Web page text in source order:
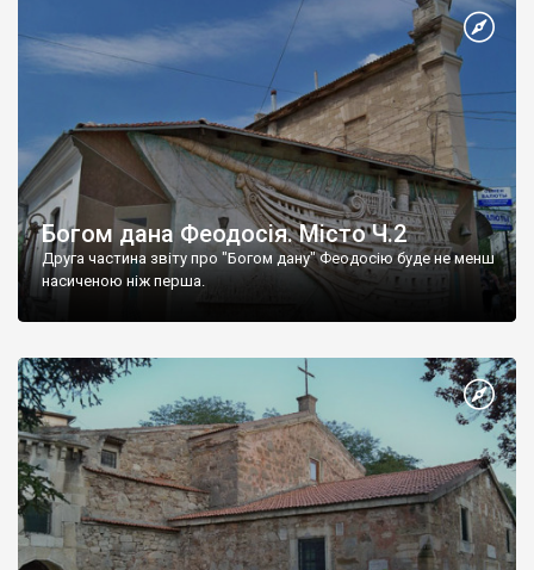
Богом дана Феодосія. Місто Ч.2
Друга частина звіту про "Богом дану" Феодосію буде не менш
насиченою ніж перша.